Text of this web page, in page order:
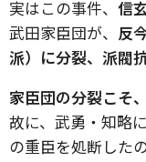
実はこの事件、 信
武田家臣団が、 反
派）に分裂、派閥
家臣団の分裂こそ
故に、武勇・知略
の重臣を処断した